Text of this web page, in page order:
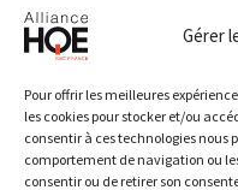
Gérer
Pour offrir les meilleures
les cookies pour stocker et/ou
consentir à ces technologies nous
comportement de navigation ou
consentir ou de retirer son
Sur les